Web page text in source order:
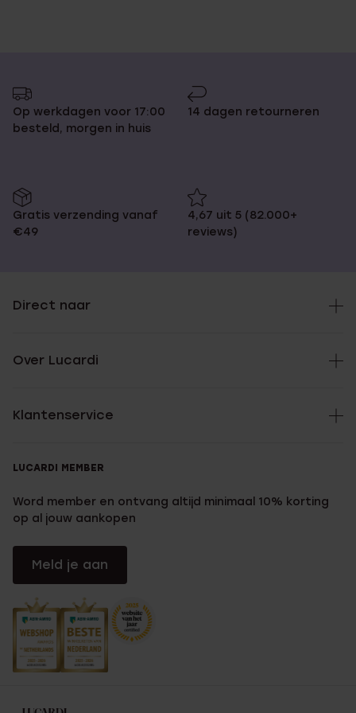
Op werkdagen voor 17:00
besteld, morgen in huis
14 dagen retourneren
Gratis verzending vanaf
€49
4,67 uit 5 (82.000+
reviews)
Direct naar
Over Lucardi
Klantenservice
LUCARDI MEMBER
Word member en ontvang altijd minimaal 10% korting
op al jouw aankopen
Meld je aan